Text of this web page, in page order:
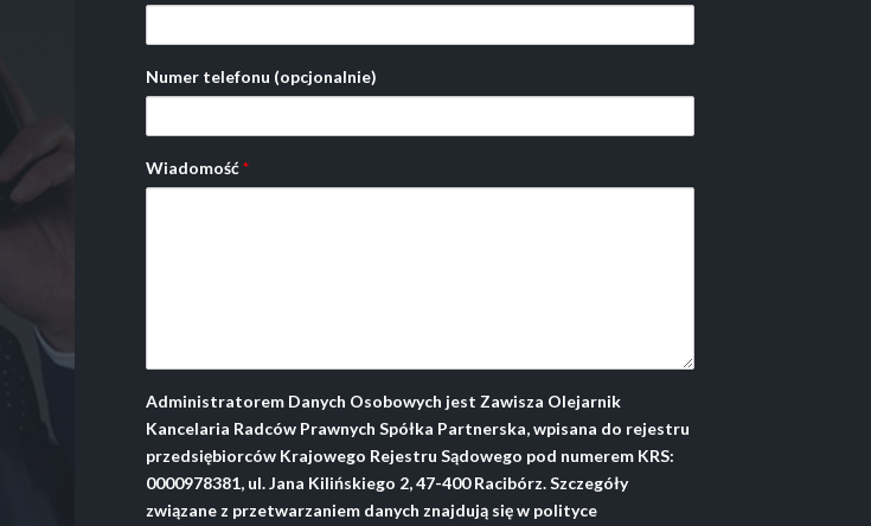
Numer telefonu (opcjonalnie)
Wiadomość*
Administratorem Danych Osobowych jest Zawisza Olejarnik
Kancelaria Radców Prawnych Spółka Partnerska, wpisana do rejestru
przedsiębiorców Krajowego Rejestru Sądowego pod numerem KRS:
0000978381, ul. Jana Kilińskiego 2, 47-400 Racibórz. Szczegóły
związane z przetwarzaniem danych znajdują się w polityce